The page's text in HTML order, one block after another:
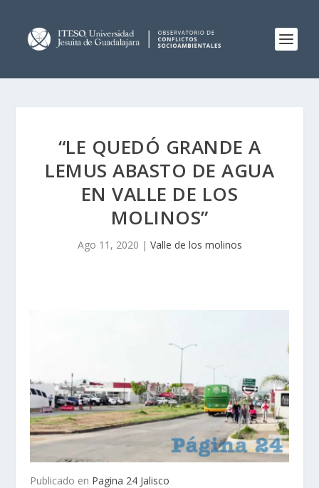
“LE QUEDÓ GRANDE A
LEMUS ABASTO DE AGUA
EN VALLE DE LOS
MOLINOS”
Ago 11, 2020 | Valle de los molinos
Publicado en Pagina 24 Jalisco